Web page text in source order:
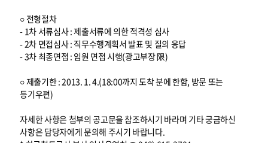
○ 전형절차
- 1차 서류심사 : 제출서류에 의한 적격성 심사
- 2차 면접심사 : 직무수행계획서 발표 및 질의 응답
- 3차 최종면접 : 임원 면접 시행(광고부장 限)
○ 제출기한 : 2013. 1. 4.(18:00까지 도착 분에 한함, 방문 또는
등기우편)
자세한 사항은 첨부의 공고문을 참조하시기 바라며 기타 궁금하신
사항은 담당자에게 문의해 주시기 바랍니다.